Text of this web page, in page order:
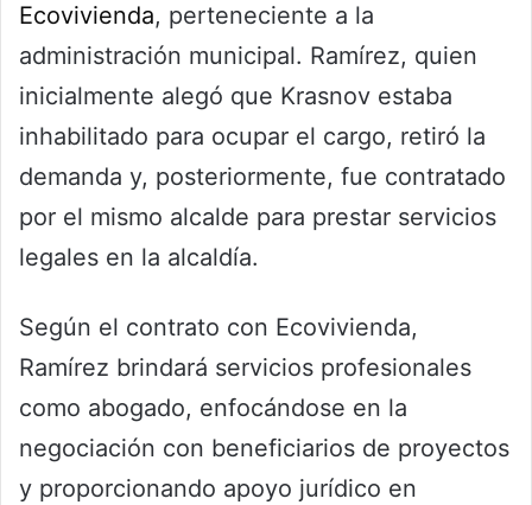
Ecovivienda, perteneciente a la
administración municipal. Ramírez, quien
inicialmente alegó que Krasnov estaba
inhabilitado para ocupar el cargo, retiró la
demanda y, posteriormente, fue contratado
por el mismo alcalde para prestar servicios
legales en la alcaldía.
Según el contrato con Ecovivienda,
Ramírez brindará servicios profesionales
como abogado, enfocándose en la
negociación con beneficiarios de proyectos
y proporcionando apoyo jurídico en